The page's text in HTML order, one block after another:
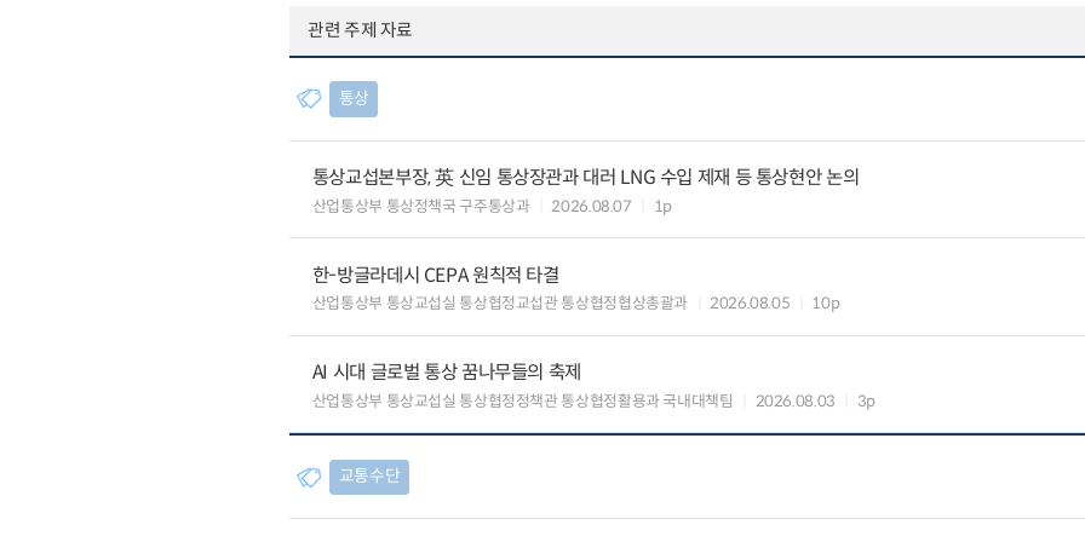
관련 주제 자료
통상
통상교섭본부장, 英 신임 통상장관과 대러 LNG 수입 제재 등 통상현안 논의
산업통상부 통상정책국 구주통상과 2026.08.07 1p
한-방글라데시 CEPA 원칙적 타결
산업통상부 통상교섭실 통상협정교섭관 통상협정협상총괄과 2026.08.05 10p
AI 시대 글로벌 통상 꿈나무들의 축제
산업통상부 통상교섭실 통상협정정책관 통상협정활용과 국내대책팀 2026.08.03 3p
교통수단